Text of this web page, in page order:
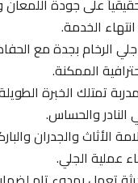
على جودة اللمعان
الخدمة.
بجدة مع الحفاظ
الممكنة.
تمتلك الخبرة الطويلة
والحساس.
والجدران
عملية الجلي.